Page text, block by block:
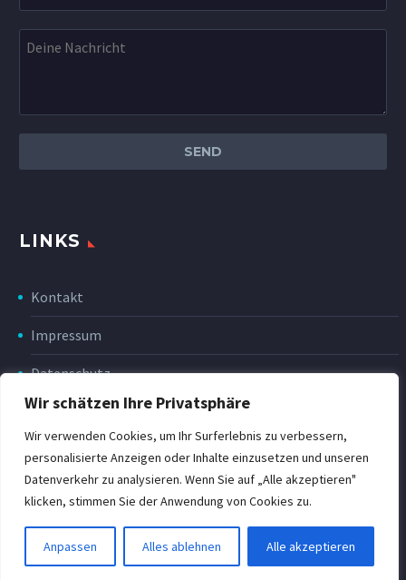
Wir schätzen Ihre Privatsphäre
Wir verwenden Cookies, um Ihr Surferlebnis zu verbessern,
personalisierte Anzeigen oder Inhalte einzusetzen und unseren
Datenverkehr zu analysieren. Wenn Sie auf „Alle akzeptieren"
klicken, stimmen Sie der Anwendung von Cookies zu.
Anpassen Alles ablehnen Alle akzeptieren
LINKS
Kontakt
Impressum
Datenschutz
Disclaimer
Rückgabe & Erstattung
POWER Shop v3